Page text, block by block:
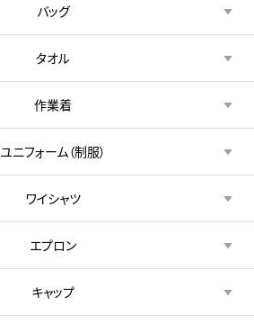
バッグ
タオル
作業着
ユニフォーム（制服）
ワイシャツ
エプロン
キャップ